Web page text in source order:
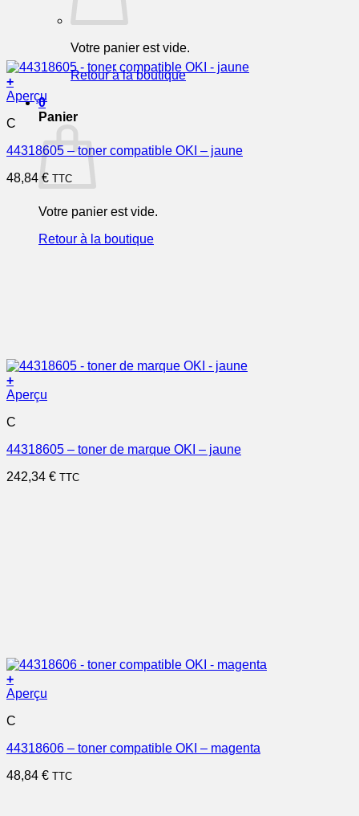
Votre panier est vide.
Retour à la boutique
0
Panier
Votre panier est vide.
Retour à la boutique
+
Aperçu
C
44318605 – toner compatible OKI – jaune
48,84 € TTC
+
Aperçu
C
44318605 – toner de marque OKI – jaune
242,34 € TTC
+
Aperçu
C
44318606 – toner compatible OKI – magenta
48,84 € TTC